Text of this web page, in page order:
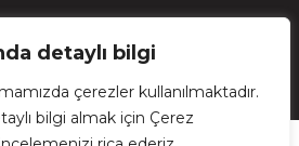
detaylı bilgi
çerezler kullanılmaktadır.
bilgi almak için Çerez